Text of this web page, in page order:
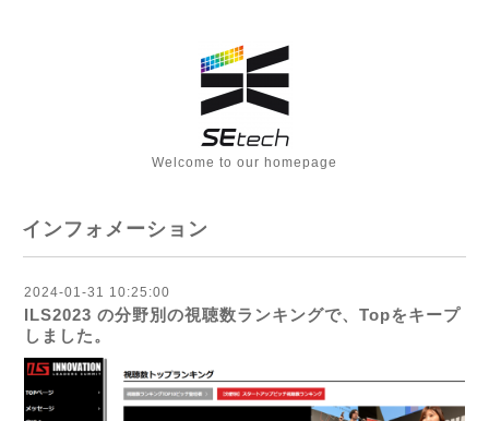
Welcome to our homepage
インフォメーション
2024-01-31 10:25:00
ILS2023 の分野別の視聴数ランキングで、Topをキープ
しました。